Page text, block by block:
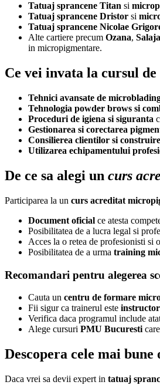
Tatuaj sprancene Titan si
Tatuaj sprancene Dristor si
Tatuaj sprancene Nicolae
Alte cartiere precum Ozana,
in micropigmentare.
Ce vei invata la cursul
Tehnici avansate de
Tehnologia powder brows si
Proceduri de igiena si siguranta
Gestionarea si corectarea
Consilierea clientilor si
Utilizarea echipamentului
De ce sa alegi un curs
Participarea la un curs acreditat
Document oficial ce atesta
Posibilitatea de a lucra legal si
Acces la o retea de profesionisti si
Posibilitatea de a urma training
Recomandari pentru alegerea
Cauta un centru de formare
Fii sigur ca trainerul este
Verifica daca programul include
Alege cursuri PMU Bucuresti
Descopera cele mai
Daca vrei sa devii expert in tatuaj